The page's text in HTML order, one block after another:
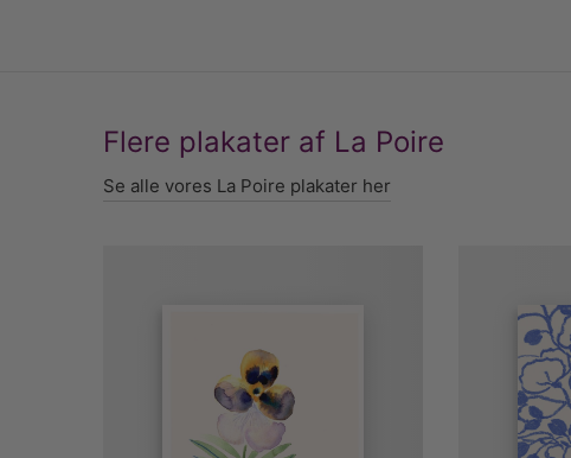
Flere plakater af La Poire
Se alle vores La Poire plakater her